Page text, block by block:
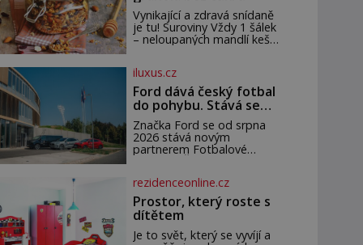
šlechtění se z ní stává
zelenina, bez které si
českou zahradu ani
Vynikající a zdravá snídaně
je tu! Suroviny Vždy 1 šálek
– neloupaných mandlí kešu
semínek dýně rozinek 3
šálky ovesných vloček 1
lžíce mlet
iluxus.cz
Ford dává český fotbal
do pohybu. Stává se
novým partnerem
FAČR
Značka Ford se od srpna
2026 stává novým
partnerem Fotbalové
zajistí mobilitu asociace,
reprezentačních týmů i
českého fotbalu v
regionech. Partner
rezidenceonline.cz
Prostor, který roste s
dítětem
Je to svět, který se vyvíjí a